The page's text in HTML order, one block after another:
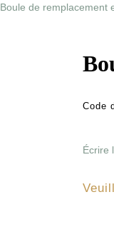
Boule de remplacement
Code
Écrire